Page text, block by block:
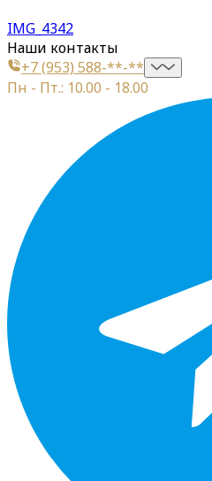
IMG_4342
Наши контакты
+7 (953) 588-**-**
Пн - Пт.: 10.00 - 18.00